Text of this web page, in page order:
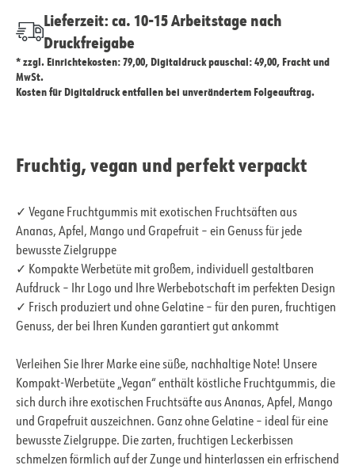
Lieferzeit: ca. 10-15 Arbeitstage nach
Druckfreigabe
* zzgl. Einrichtekosten: 79,00, Digitaldruck pauschal: 49,00, Fracht und
MwSt.
Kosten für Digitaldruck entfallen bei unverändertem Folgeauftrag.
Fruchtig, vegan und perfekt verpackt
✓ Vegane Fruchtgummis mit exotischen Fruchtsäften aus
Ananas, Apfel, Mango und Grapefruit – ein Genuss für jede
bewusste Zielgruppe
✓ Kompakte Werbetüte mit großem, individuell gestaltbaren
Aufdruck – Ihr Logo und Ihre Werbebotschaft im perfekten Design
✓ Frisch produziert und ohne Gelatine – für den puren, fruchtigen
Genuss, der bei Ihren Kunden garantiert gut ankommt
Verleihen Sie Ihrer Marke eine süße, nachhaltige Note! Unsere
Kompakt-Werbetüte „Vegan“ enthält köstliche Fruchtgummis, die
sich durch ihre exotischen Fruchtsäfte aus Ananas, Apfel, Mango
und Grapefruit auszeichnen. Ganz ohne Gelatine – ideal für eine
bewusste Zielgruppe. Die zarten, fruchtigen Leckerbissen
schmelzen förmlich auf der Zunge und hinterlassen ein erfrischend